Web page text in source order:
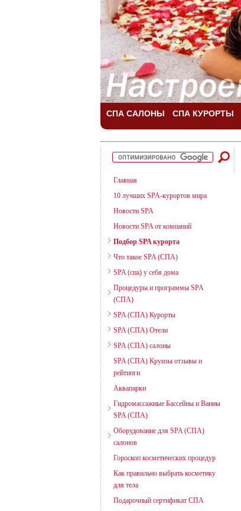
СПА САЛОНЫ СПА КУРОРТЫ
Главная
10 лучших SPA-курортов мира
Новости SPA
Новости SPA от компаний
Подбор SPA курорта
Что такое SPA (СПА)
SPA (спа) у себя дома
Процедуры и программы SPA
(СПА)
SPA (СПА) Курорты
SPA (СПА) Отели
SPA (СПА) салоны
SPA (СПА) Круизы отзывы и
рейтинги
Аквапарки
Гидромассажные Бассейны и Ванны
SPA (СПА)
Оборудование для SPA (СПА)
салонов
Гороскоп косметических процедур
Как правильно выбрать косметику
для тела
Подарочный сертификат СПА